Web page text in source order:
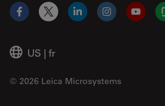
US | fr
© 2026 Leica Microsystems
Facebook
X LinkedInInstagram